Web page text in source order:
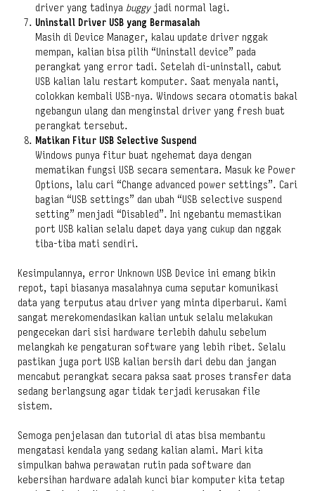
driver yang tadinya buggyjadi normal lagi.
Uninstall Driver USB yang Bermasalah
Masih di Device Manager, kalau update driver nggak
mempan, kalian bisa pilih “Uninstall device” pada
perangkat yang error tadi. Setelah di-uninstall, cabut
USB kalian lalu restart komputer. Saat menyala nanti,
colokkan kembali USB-nya. Windows secara otomatis bakal
ngebangun ulang dan menginstal driver yang fresh buat
perangkat tersebut.
Matikan Fitur USB Selective Suspend
Windows punya fitur buat ngehemat daya dengan
mematikan fungsi USB secara sementara. Masuk ke Power
Options, lalu cari “Change advanced power settings”. Cari
bagian “USB settings” dan ubah “USB selective suspend
setting” menjadi “Disabled”. Ini ngebantu memastikan
port USB kalian selalu dapet daya yang cukup dan nggak
tiba-tiba mati sendiri.
Kesimpulannya, error Unknown USB Device ini emang bikin
repot, tapi biasanya masalahnya cuma seputar komunikasi
data yang terputus atau driver yang minta diperbarui. Kami
sangat merekomendasikan kalian untuk selalu melakukan
pengecekan dari sisi hardware terlebih dahulu sebelum
melangkah ke pengaturan software yang lebih ribet. Selalu
pastikan juga port USB kalian bersih dari debu dan jangan
mencabut perangkat secara paksa saat proses transfer data
sedang berlangsung agar tidak terjadi kerusakan file
sistem.
Semoga penjelasan dan tutorial di atas bisa membantu
mengatasi kendala yang sedang kalian alami. Mari kita
simpulkan bahwa perawatan rutin pada software dan
kebersihan hardware adalah kunci biar komputer kita tetap